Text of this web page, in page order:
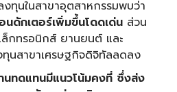
ทุนในสาขาอุตสาหกรรมพบว่า
นดักเตอร์เพิ่มขึ้นโดดเด่น ส่วน
กทรอนิกส์ ยานยนต์ และ
นสาขาเศรษฐกิจดิจิทัลลดลง
นทดแทนมีแนวโน้มคงที่ ซึ่งส่ง